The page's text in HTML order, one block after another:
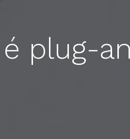
plug-